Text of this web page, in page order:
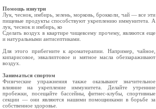
Помощь изнутри
Лук, чеснок, имбирь, зелень, морковь, брокколи, чай — все эти
пищевые продукты способствуют укреплению иммунитета. А
лук, чеснок и имбирь, ко
Сделать воздух в квартире чищевсему прочему, являются еще
и натуральными антисептиками.
Для этого прибегните к ароматерапии. Например, чайное,
кипарисовое, эвкалиптовое и мятное масла обеззараживают
воздух.
Заниматься спортом
Физические упражнения также оказывают значительное
влияние на укрепление иммунитета. Делайте утренние
пробежки, посещайте бассейны, фитнес-клубы, спортивные
секции — они являются нашими помощниками в борьбе за
собственное здоровье.